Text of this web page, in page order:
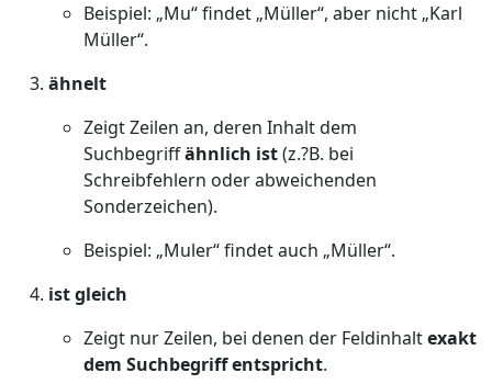
Beispiel: „Mu“ findet „Müller“, aber nicht „Karl
Müller“.
ähnelt
Zeigt Zeilen an, deren Inhalt dem
Suchbegriffähnlich ist(z.?B. bei
Schreibfehlern oder abweichenden
Sonderzeichen).
Beispiel: „Muler“ findet auch „Müller“.
ist gleich
Zeigt nur Zeilen, bei denen der Feldinhaltexakt
dem Suchbegriff entspricht.